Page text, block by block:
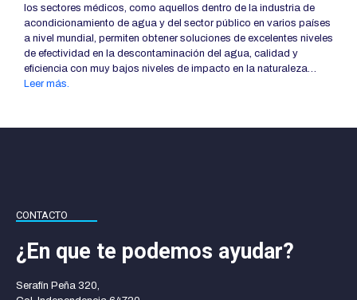
los sectores médicos, como aquellos dentro de la industria de
acondicionamiento de agua y del sector público en varios países
a nivel mundial, permiten obtener soluciones de excelentes niveles
de efectividad en la descontaminación del agua, calidad y
eficiencia con muy bajos niveles de impacto en la naturaleza…
Leer más.
CONTACTO
¿En que te podemos ayudar?
Serafín Peña 320,